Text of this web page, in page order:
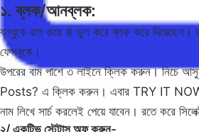
১. ব্লক/আনব্লক:
বন্ধুকে রাগ করে বা ভুল করে ব্লক করে
ফেসবুকে।
উপরের বাম পাশে ৩ লাইনে ক্লিক করুন। নিচে
Posts? এ ক্লিক করুন। এবার TRY IT NOW
নাম লিখে সার্চ করলেই পেয়ে যাবেন। রতে করে